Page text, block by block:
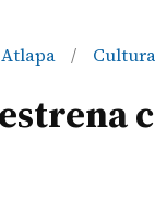
/ Cultura